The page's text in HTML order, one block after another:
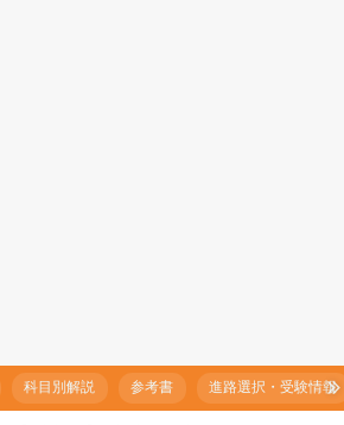
科目別解説 参考書 進路選択・受験情報